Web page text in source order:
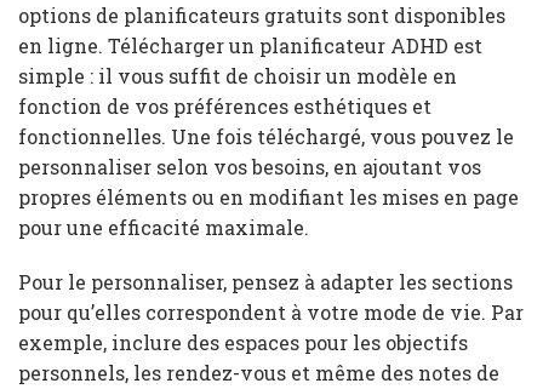
options de planificateurs gratuits sont disponibles
en ligne. Télécharger un planificateur ADHD est
simple : il vous suffit de choisir un modèle en
fonction de vos préférences esthétiques et
fonctionnelles. Une fois téléchargé, vous pouvez le
personnaliser selon vos besoins, en ajoutant vos
propres éléments ou en modifiant les mises en page
pour une efficacité maximale.
Pour le personnaliser, pensez à adapter les sections
pour qu’elles correspondent à votre mode de vie. Par
exemple, inclure des espaces pour les objectifs
personnels, les rendez-vous et même des notes de